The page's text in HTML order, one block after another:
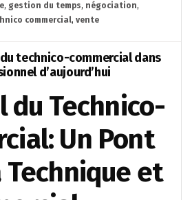
, gestion du temps, négociation,
commercial, vente
technico-commercial dans
d’aujourd’hui
du Technico-
Un Pont
Technique et